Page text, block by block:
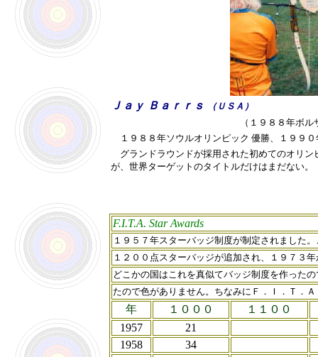
Ｊａｙ Ｂａｒｒｓ
（ＵＳＡ）
（１９８８年ボ
１９８８年ソウルオリンピック 優勝、１９９
グランドラウンドが採用された初めてのオリン
が、世界ターゲットのタイトルだけはまだない。
F.I.T.A. Star Awards
１９５７年スターバッジ制度が制定されました
１２００点スターバッジが追加され、１９７３
どこかの国はこれを真似てバッジ制度を作った
たので色がありません。ちなみにＦ．Ｉ．Ｔ．
年 １０００
１１００
1957
21
1958
34